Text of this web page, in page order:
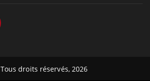
Tous droits réservés, 2026